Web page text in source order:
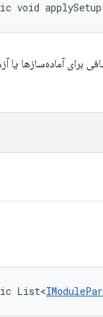
void
برای آماده‌سازها یا
List<